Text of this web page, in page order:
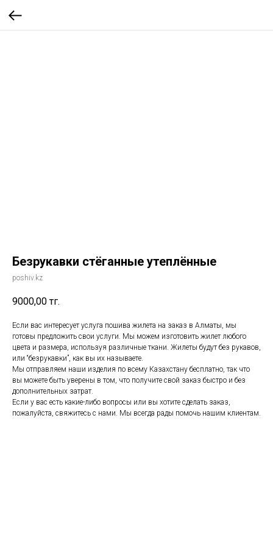
Безрукавки стёганные утеплённые
poshiv.kz
9000,00 тг.
Если вас интересует услуга пошива жилета на заказ в Алматы, мы
готовы предложить свои услуги. Мы можем изготовить жилет любого
цвета и размера, используя различные ткани. Жилеты будут без рукавов,
или “безрукавки”, как вы их называете.
Мы отправляем наши изделия по всему Казахстану бесплатно, так что
вы можете быть уверены в том, что получите свой заказ быстро и без
дополнительных затрат.
Если у вас есть какие-либо вопросы или вы хотите сделать заказ,
пожалуйста, свяжитесь с нами. Мы всегда рады помочь нашим клиентам.